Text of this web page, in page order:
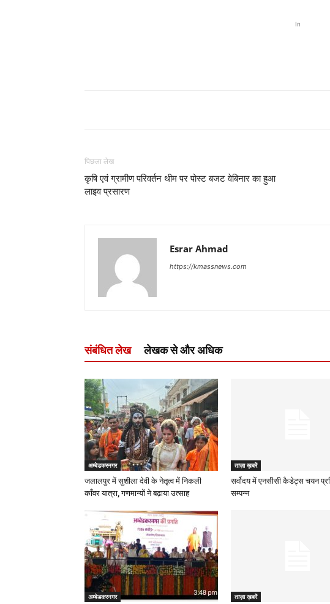
In
पिछला लेख
कृषि एवं ग्रामीण परिवर्तन थीम पर पोस्ट बजट वेबिनार का हुआ
लाइव प्रसारण
Esrar Ahmad
https://kmassnews.com
संबंधित लेख लेखक से और अधिक
अम्बेडकरनगर
जलालपुर में सुशीला देवी के नेतृत्व में निकली
काँवर यात्रा, गणमान्यों ने बढ़ाया उत्साह
ताज़ा ख़बरें
सर्वोदय में एनसीसी कैडेट्स चयन
सम्पन्न
अम्बेडकरनगर ताज़ा ख़बरें